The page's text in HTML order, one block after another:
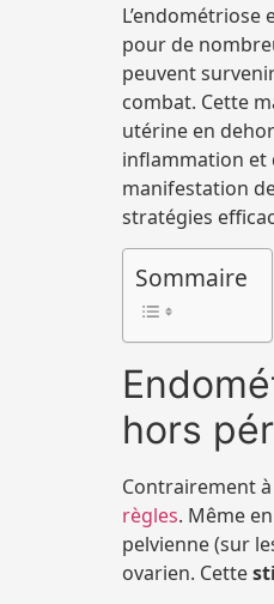
pour de
peuvent
combat. Cette
utérine en
inflammation et
manifestation
stratégies
Sommaire
hors
Contrairement à
règles. Même
pelvienne (sur
ovarien. Cette